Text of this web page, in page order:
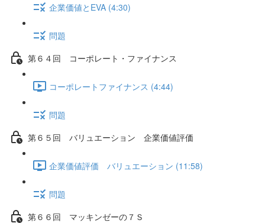
企業価値とEVA (4:30)
問題
第６４回 コーポレート・ファイナンス
コーポレートファイナンス (4:44)
問題
第６５回 バリュエーション 企業価値評価
企業価値評価 バリュエーション (11:58)
問題
第６６回 マッキンゼーの７Ｓ